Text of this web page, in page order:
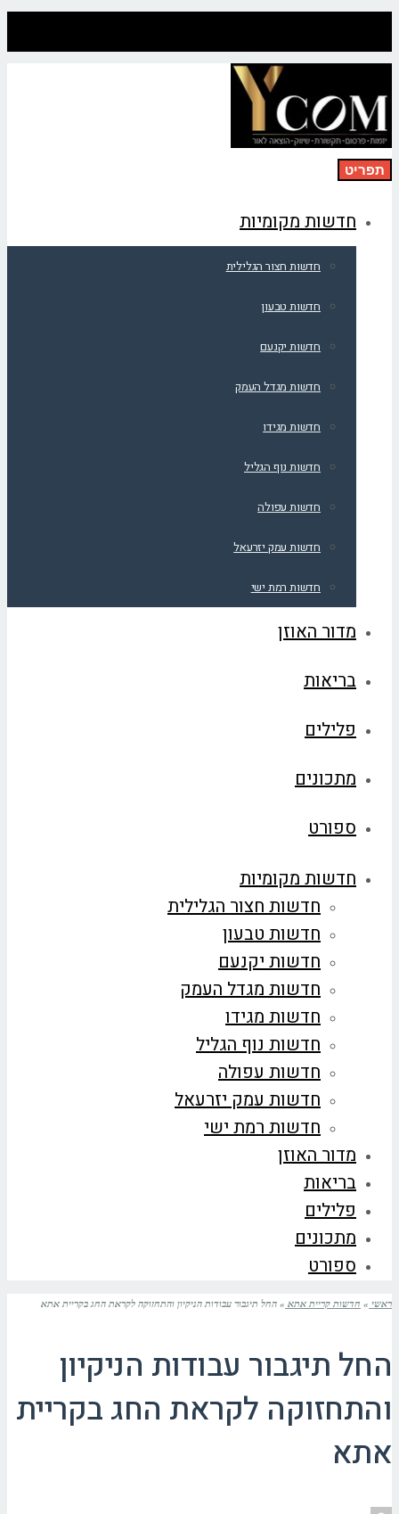
תפריט
חדשות מקומיות
חדשות חצור הגלילית
חדשות טבעון
חדשות יקנעם
חדשות מגדל העמק
חדשות מגידו
חדשות נוף הגליל
חדשות עפולה
חדשות עמק יזרעאל
חדשות רמת ישי
מדור האוזן
בריאות
פלילים
מתכונים
ספורט
חדשות מקומיות
חדשות חצור הגלילית
חדשות טבעון
חדשות יקנעם
חדשות מגדל העמק
חדשות מגידו
חדשות נוף הגליל
חדשות עפולה
חדשות עמק יזרעאל
חדשות רמת ישי
מדור האוזן
בריאות
פלילים
מתכונים
ספורט
ראשי » חדשות קריית אתא » החל תיגבור עבודות הניקיון והתחזוקה לקראת החג בקריית אתא
החל תיגבור עבודות הניקיון
והתחזוקה לקראת החג בקריית
אתא